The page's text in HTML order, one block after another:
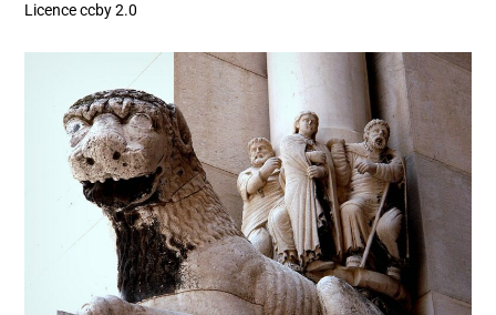
Licence ccby 2.0